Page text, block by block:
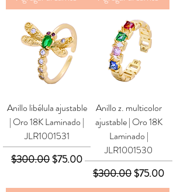
Anillo libélula ajustable
| Oro 18K Laminado |
JLR1001531
Precio
$300.00 Precio de oferta
$75.00
Anillo z. multicolor
ajustable | Oro 18K
Laminado |
JLR1001530
Precio
$300.00 Precio de
$75.00